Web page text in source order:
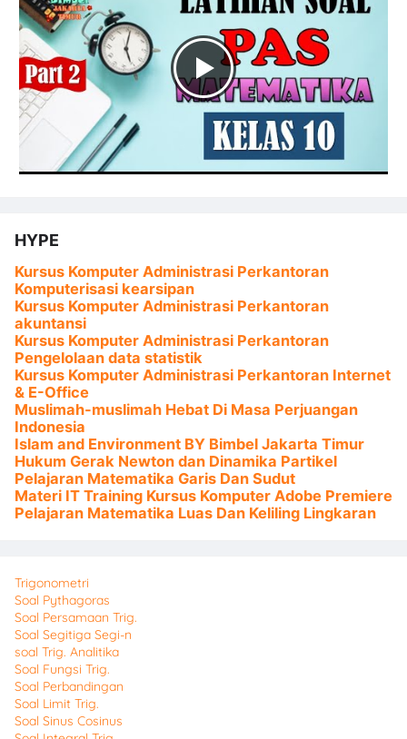
HYPE
Kursus Komputer Administrasi Perkantoran
Komputerisasi kearsipan
Kursus Komputer Administrasi Perkantoran
akuntansi
Kursus Komputer Administrasi Perkantoran
Pengelolaan data statistik
Kursus Komputer Administrasi Perkantoran Internet
& E-Office
Muslimah-muslimah Hebat Di Masa Perjuangan
Indonesia
Islam and Environment BY Bimbel Jakarta Timur
Hukum Gerak Newton dan Dinamika Partikel
Pelajaran Matematika Garis Dan Sudut
Materi IT Training Kursus Komputer Adobe Premiere
Pelajaran Matematika Luas Dan Keliling Lingkaran
Trigonometri
Soal Pythagoras
Soal Persamaan Trig.
Soal Segitiga Segi-n
soal Trig. Analitika
Soal Fungsi Trig.
Soal Perbandingan
Soal Limit Trig.
Soal Sinus Cosinus